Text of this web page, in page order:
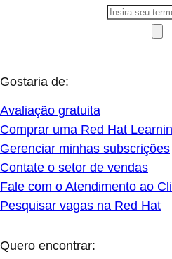
Gostaria de:
Avaliação gratuita
Comprar uma Red Hat
Gerenciar minhas subscrições
Contate o setor de vendas
Fale com o Atendimento ao
Pesquisar vagas na Red Hat
Quero encontrar: